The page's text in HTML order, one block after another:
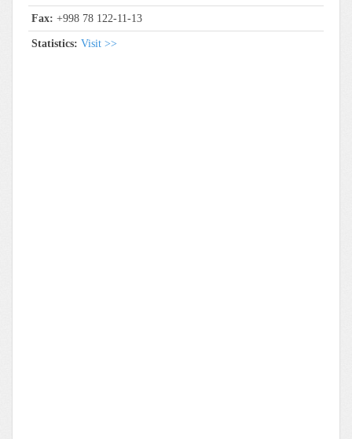
Fax: +998 78 122-11-13
Statistics: Visit >>